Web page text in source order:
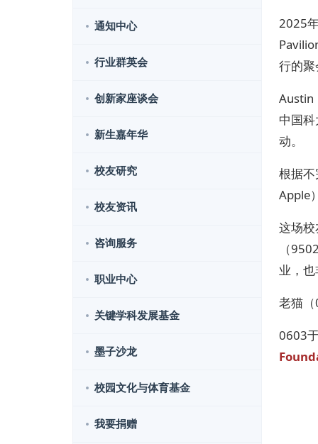
通知中心
行业群英会
创新家座谈会
新生嘉年华
校友研究
校友资讯
咨询服务
职业中心
关键学科发展基金
墨子沙龙
校园文化与体育基金
我要捐赠
2025
行的
Austin
中国
动。
根据
Apple
这场
（
业，
老猫
0603